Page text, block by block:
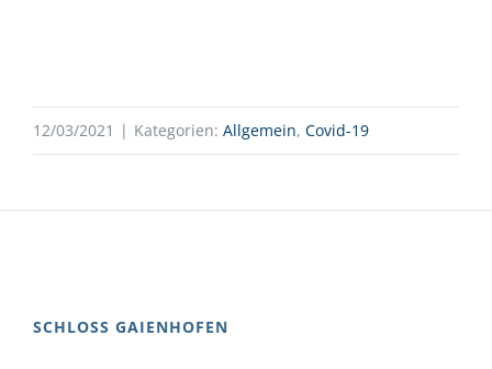
12/03/2021 | Kategorien: Allgemein, Covid-19
SCHLOSS GAIENHOFEN